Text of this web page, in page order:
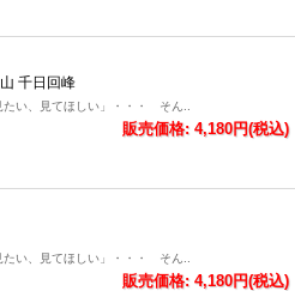
千日回峰
たい、見てほしい」・・・ そん..
販売価格: 4,180円(税込)
たい、見てほしい」・・・ そん..
販売価格: 4,180円(税込)